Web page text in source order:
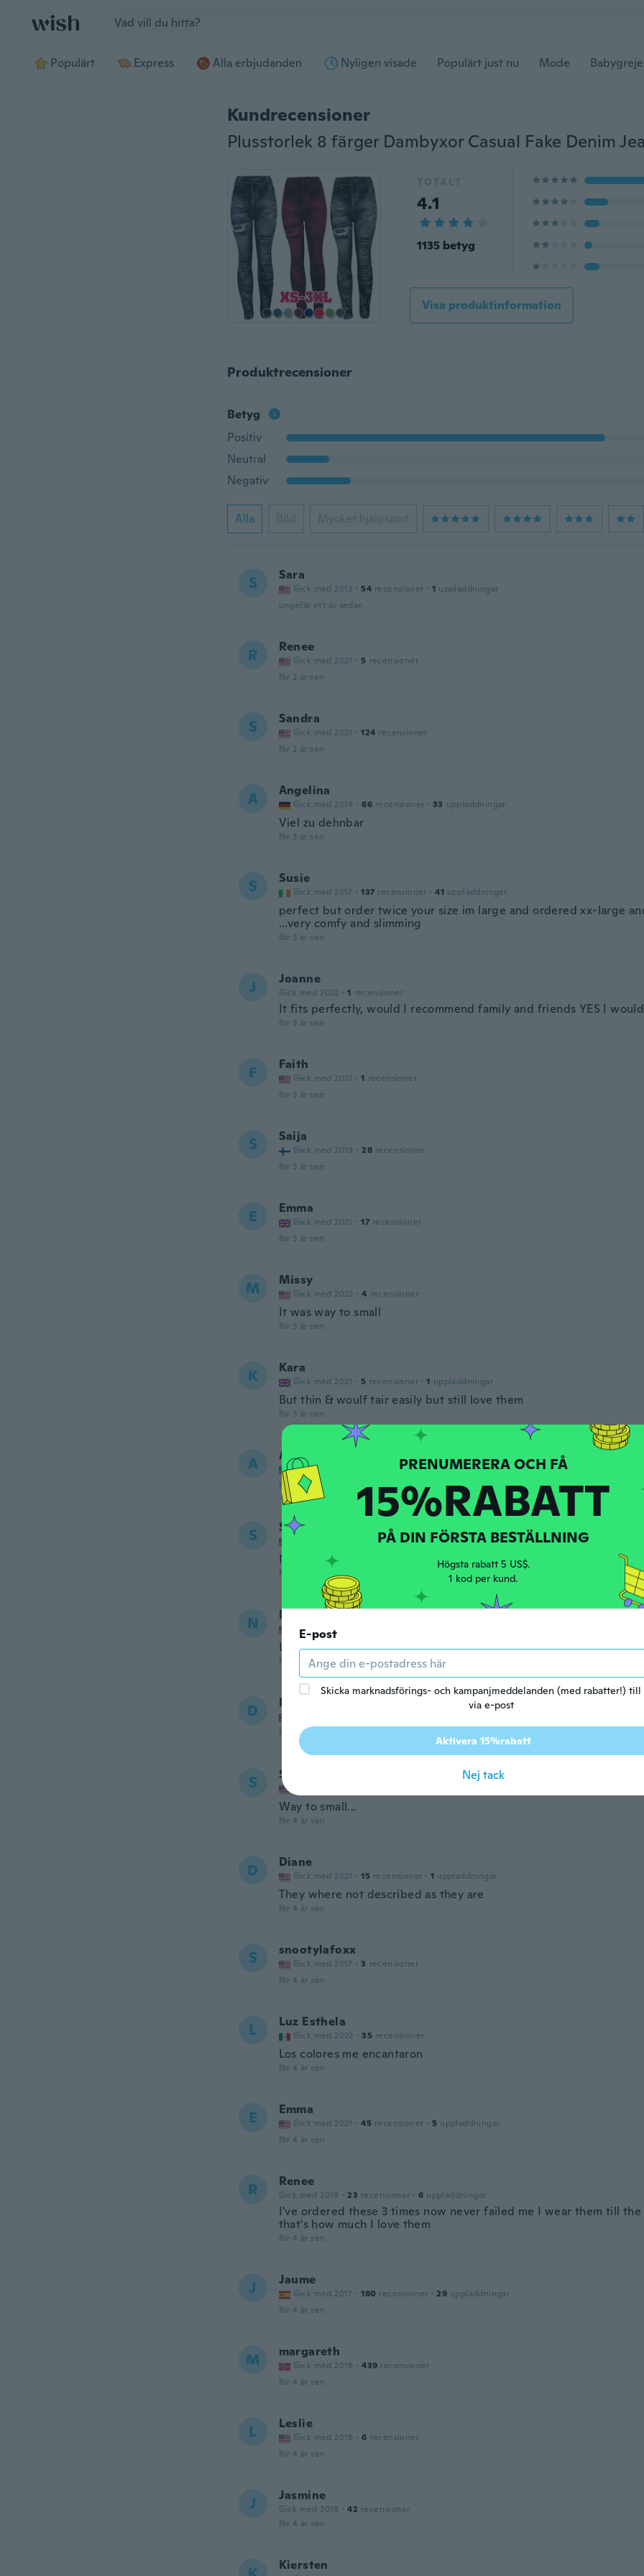
Populärt Express Alla erbjudanden Nyligen visade Populärt just nu Mode
Kundrecensioner
TOTALT
4.1
1135 betyg
Visa produktinformation
Produktrecensioner
Betyg
Positiv
Neutral
Negativ
Alla Bild Mycket hjälpsamt
S Sara
Gick med 2013 · 54 recensioner · 1 uppladdningar
ungefär ett år sedan
R Renee
Gick med 2021 · 5 recensioner
för 2 år sen
S Sandra
Gick med 2021 · 124 recensioner
för 2 år sen
A Angelina
Gick med 2014 · 66 recensioner · 33 uppladdningar
Viel zu dehnbar
för 3 år sen
S Susie
Gick med 2017 · 137 recensioner · 41 uppladdningar
perfect but order twice your size im large and ordered xx-large
...very comfy and slimming
för 3 år sen
J Joanne
Gick med 2022 · 1 recensioner
It fits perfectly, would I recommend family and friends YES I would
för 3 år sen
F Faith
Gick med 2021 · 1 recensioner
för 3 år sen
S Saija
Gick med 2019 · 28 recensioner
för 3 år sen
E Emma
Gick med 2021 · 17 recensioner
för 3 år sen
M Missy
Gick med 2022 · 4 recensioner
It was way to small
för 3 år sen
K Kara
Gick med 2021 · 5 recensioner · 1 uppladdningar
But thin & woulf tair easily but still love them
för 3 år sen
A April
Gick med 2018 recensioner · 3 uppladdningar
för 3 år sen
S Sharney
recensioner
Never received the order
för 3 år sen
N Nicci
Gick med 2017
Love them!
för 3 år sen
D David
för 3 år sen
S Susan
Way to small...
för 4 år sen
D Diane
Gick med 2021 · 15 recensioner · 1 uppladdningar
They where not described as they are
för 4 år sen
S snootylafoxx
Gick med 2017 · 3 recensioner
för 4 år sen
L Luz Esthela
Gick med 2022 · 35 recensioner
Los colores me encantaron
för 4 år sen
E Emma
Gick med 2021 · 45 recensioner · 5 uppladdningar
för 4 år sen
R Renee
Gick med 2019 · 23 recensioner · 6 uppladdningar
I've ordered these 3 times now never failed me I wear them till
that's how much I love them
för 4 år sen
J Jaume
Gick med 2017 · 180 recensioner · 29 uppladdningar
för 4 år sen
M margareth
Gick med 2018 · 439 recensioner
för 4 år sen
L Leslie
Gick med 2018 · 6 recensioner
för 4 år sen
J Jasmine
Gick med 2018 · 42 recensioner
för 4 år sen
Kiersten
PRENUMERERA OCH FÅ
15%RABATT
PÅ DIN FÖRSTA BESTÄLLNING
Högsta rabatt 5 US$.
1 kod per kund.
E-post
Skicka marknadsförings- och kampanjmeddelanden (med rabatter!)
via e-post
Aktivera 15%rabatt
Nej tack